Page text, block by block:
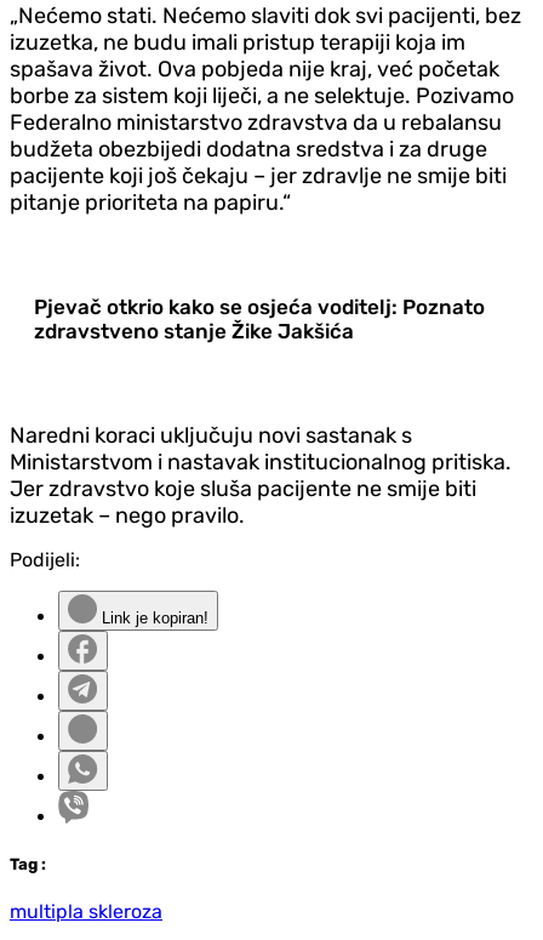
„Nećemo stati. Nećemo slaviti dok svi pacijenti, bez
izuzetka, ne budu imali pristup terapiji koja im
spašava život. Ova pobjeda nije kraj, već početak
borbe za sistem koji liječi, a ne selektuje. Pozivamo
Federalno ministarstvo zdravstva da u rebalansu
budžeta obezbijedi dodatna sredstva i za druge
pacijente koji još čekaju – jer zdravlje ne smije biti
pitanje prioriteta na papiru.“
Pjevač otkrio kako se osjeća voditelj: Poznato
zdravstveno stanje Žike Jakšića
Naredni koraci uključuju novi sastanak s
Ministarstvom i nastavak institucionalnog pritiska.
Jer zdravstvo koje sluša pacijente ne smije biti
izuzetak – nego pravilo.
Podijeli:
Link je kopiran!
Tag :
multipla skleroza